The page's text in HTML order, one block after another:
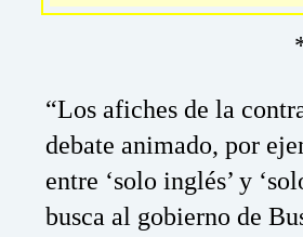
“Los afiches de la
debate animado, por
entre ‘solo inglés’ y
busca al gobierno de